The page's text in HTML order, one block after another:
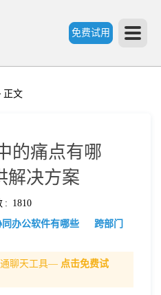
免费试用
正文
的痛点有哪
解决方案
: 1810
同办公软件有哪些
跨部门
聊天工具— 点击免费试